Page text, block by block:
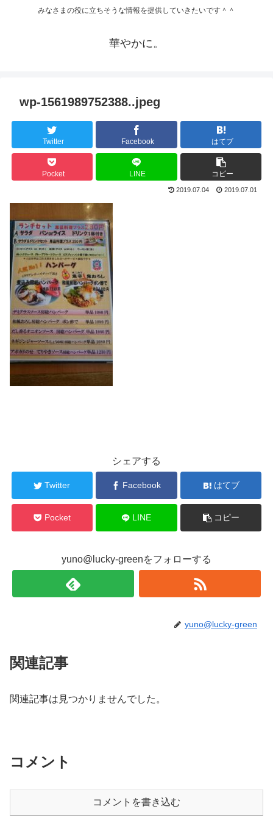
みなさまの役に立ちそうな情報を提供していきたいです＾＾
華やかに。
wp-1561989752388..jpeg
Twitter Facebook はてブ
Pocket LINE コピー
2019.07.04 2019.07.01
シェアする
Twitter Facebook はてブ
Pocket LINE コピー
yuno@lucky-greenをフォローする
yuno@lucky-green
関連記事
関連記事は見つかりませんでした。
コメント
コメントを書き込む